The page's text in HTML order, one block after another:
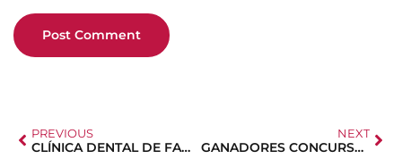
PREVIOUS
CLÍNICA DENTAL DE FAMILIA ASOCIADA
NEXT
GANADORES CONCURSO CHRISTMAS